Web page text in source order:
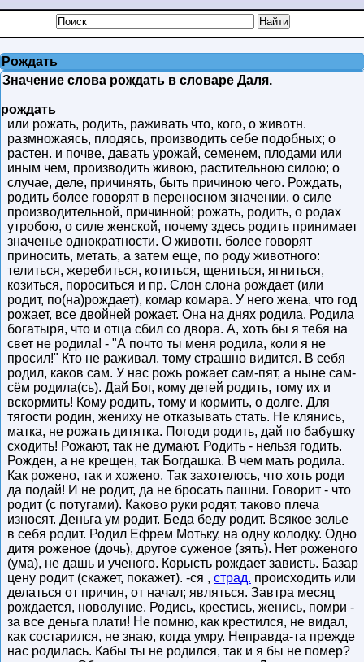
Рождать
Значение слова рождать в словаре Даля.
рождать
или рожать, родить, раживать что, кого, о животн.
размножаясь, плодясь, производить себе подобных; о
растен. и почве, давать урожай, семенем, плодами или
иным чем, производить живою, растительною силою; о
случае, деле, причинять, быть причиною чего. Рождать,
родить более говорят в переносном значении, о силе
производительной, причинной; рожать, родить, о родах
утробою, о силе женской, почему здесь родить принимает
значенье однократности. О животн. более говорят
приносить, метать, а затем еще, по роду животного:
телиться, жеребиться, котиться, щениться, ягниться,
козиться, пороситься и пр. Слон слона рождает (или
родит, по(на)рождает), комар комара. У него жена, что год
рожает, все двойней рожает. Она на днях родила. Родила
богатыря, что и отца сбил со двора. А, хоть бы я тебя на
свет не родила! - "А почто ты меня родила, коли я не
просил!" Кто не раживал, тому страшно видится. В себя
родил, каков сам. У нас рожь рожает сам-пят, а ныне сам-
сём родила(сь). Дай Бог, кому детей родить, тому их и
вскормить! Кому родить, тому и кормить, о долге. Для
тягости родин, жениху не отказывать стать. Не клянись,
матка, не рожать дитятка. Погоди родить, дай по бабушку
сходить! Рожают, так не думают. Родить - нельзя годить.
Рожден, а не крещен, так Богдашка. В чем мать родила.
Как рожено, так и хожено. Так захотелось, что хоть роди
да подай! И не родит, да не бросать пашни. Говорит - что
родит (с потугами). Каково руки родят, таково плеча
износят. Деньга ум родит. Беда беду родит. Всякое зелье
в себя родит. Родил Ефрем Мотьку, на одну колодку. Одно
дитя роженое (дочь), другое суженое (зять). Нет роженого
(ума), не дашь и ученого. Корысть рождает зависть. Базар
цену родит (скажет, покажет). -ся , страд. происходить или
делаться от причин, от начал; являться. Завтра месяц
рождается, новолуние. Родись, крестись, женись, помри -
за все деньга плати! Не помню, как крестился, не видал,
как состарился, не знаю, когда умру. Неправда-та прежде
нас родилась. Кабы ты не родился, так и я бы не помер?